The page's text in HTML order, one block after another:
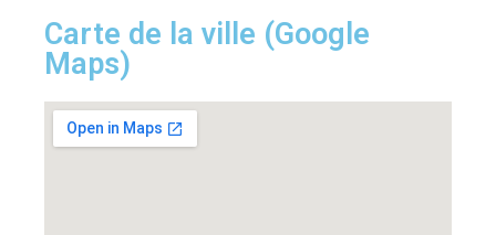
Carte de la ville (Google
Maps)